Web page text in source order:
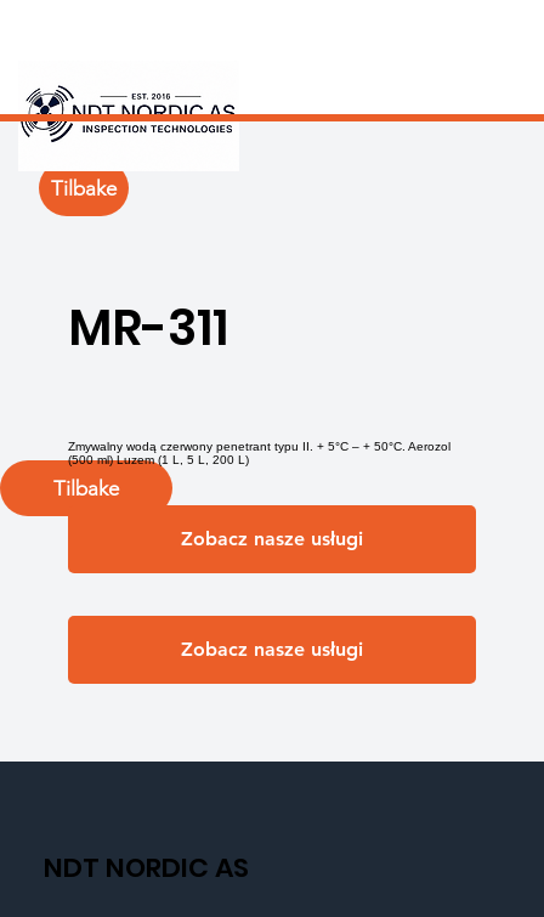
Tilbake
MR-311
Zmywalny wodą czerwony penetrant typu II. + 5°C – + 50°C. Aerozol
(500 ml) Luzem (1 L, 5 L, 200 L)
Zobacz nasze usługi
Zobacz nasze usługi
Tilbake
NDT NORDIC AS